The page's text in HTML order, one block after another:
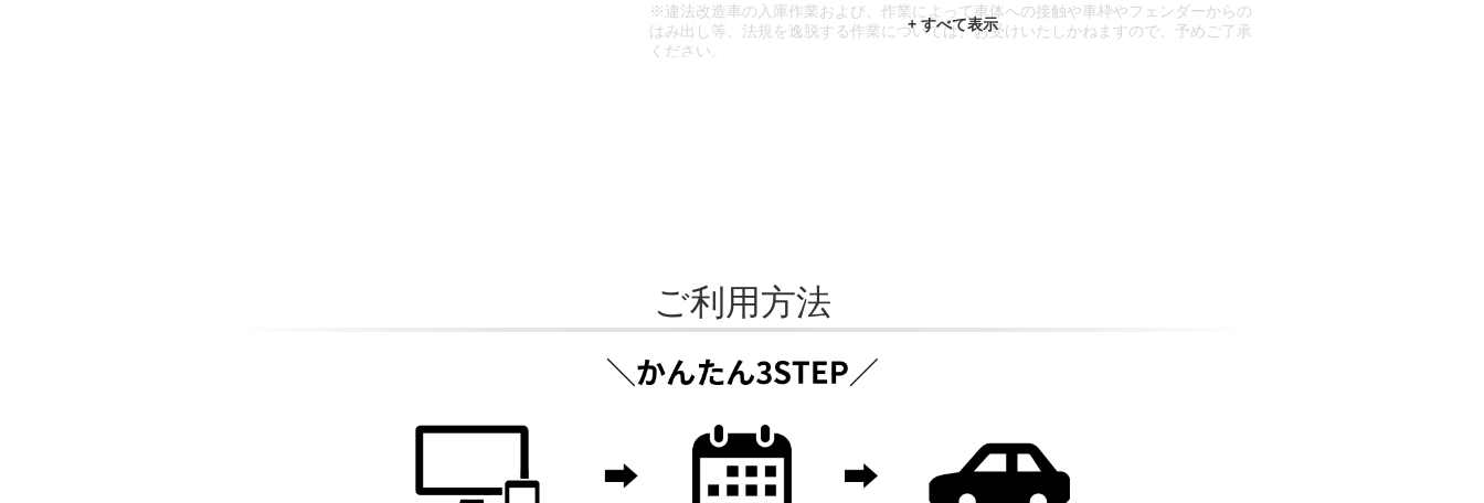
※違法改造車の入庫作業および、作業によって車体への接触や車枠やフェンダーからの
はみ出し等、法規を逸脱する作業については、お受けいたしかねますので、予めご了承
ください。
ご利用方法